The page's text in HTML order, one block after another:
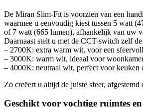
De Miran Slim-Fit is voorzien van een
waarmee u eenvoudig kiest tussen 5 watt
of 7 watt (665 lumen), afhankelijk van uw
Daarnaast stelt u met de CCT-switch zelf
– 2700K: extra warm wit, voor een
– 3000K: warm wit, ideaal voor
– 4000K: neutraal wit, perfect voor keuken
Zo creëert u altijd de juiste sfeer,
Geschikt voor vochtige ruimtes